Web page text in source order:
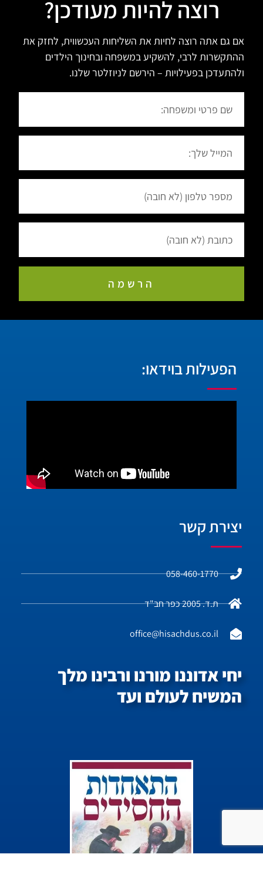
רוצה להיות מעודכן?
אם גם אתה רוצה לחיות את השליחות העכשווית, לחזק את
ההתקשרות לרבי, להשקיע במשפחה ובחינוך הילדים
ולהתעדכן בפעילויות – הירשם לניוזלטר שלנו.
הרשמה
הפעילות בוידאו:
יצירת קשר
058-460-1770
ת.ד. 2005 כפר חב"ד
office@hisachdus.co.il
יחי אדוננו מורנו ורבינו מלך
המשיח לעולם ועד